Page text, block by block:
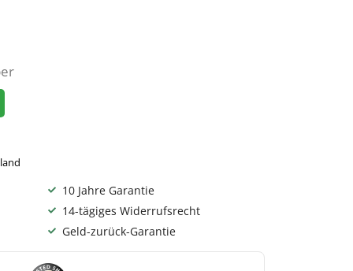
10 Jahre Garantie
14-tägiges Widerrufsrecht
Geld-zurück-Garantie